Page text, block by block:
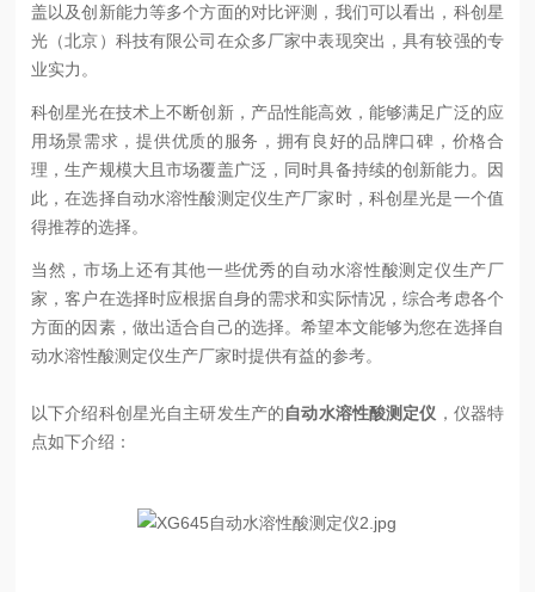
盖以及创新能力等多个方面的对比评测，我们可以看出，科创星
光（北京）科技有限公司在众多厂家中表现突出，具有较强的专
业实力。
科创星光在技术上不断创新，产品性能高效，能够满足广泛的应
用场景需求，提供优质的服务，拥有良好的品牌口碑，价格合
理，生产规模大且市场覆盖广泛，同时具备持续的创新能力。因
此，在选择自动水溶性酸测定仪生产厂家时，科创星光是一个值
得推荐的选择。
当然，市场上还有其他一些优秀的自动水溶性酸测定仪生产厂
家，客户在选择时应根据自身的需求和实际情况，综合考虑各个
方面的因素，做出适合自己的选择。希望本文能够为您在选择自
动水溶性酸测定仪生产厂家时提供有益的参考。
以下介绍科创星光自主研发生产的自动水溶性酸测定仪 ，仪器特
点如下介绍：